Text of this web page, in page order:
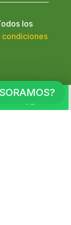
los
condiciones
